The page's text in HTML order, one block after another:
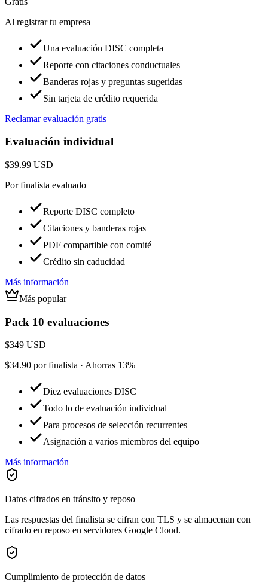
Al registrar tu empresa
Una evaluación DISC completa
Reporte con citaciones conductuales
Banderas rojas y preguntas sugeridas
Sin tarjeta de crédito requerida
Reclamar evaluación gratis
Evaluación individual
$39.99 USD
Por finalista evaluado
Reporte DISC completo
Citaciones y banderas rojas
PDF compartible con comité
Crédito sin caducidad
Más información
Más popular
Pack 10 evaluaciones
$349 USD
$34.90 por finalista · Ahorras 13%
Diez evaluaciones DISC
Todo lo de evaluación individual
Para procesos de selección recurrentes
Asignación a varios miembros del equipo
Más información
Datos cifrados en tránsito y reposo
Las respuestas del finalista se cifran con TLS y se almacenan con
cifrado en reposo en servidores Google Cloud.
Cumplimiento de protección de datos